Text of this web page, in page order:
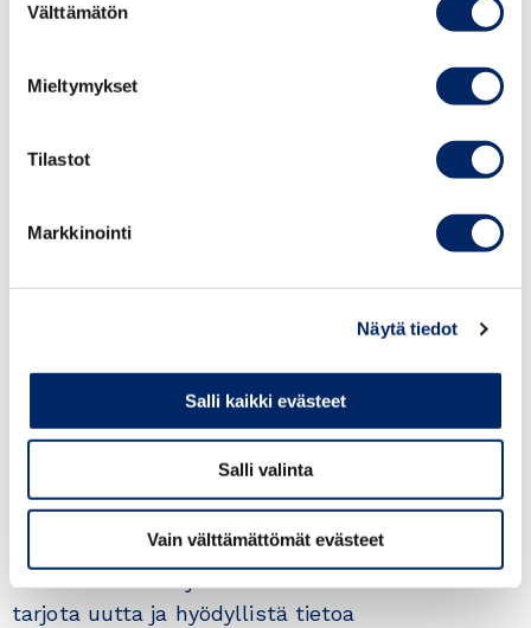
valinta
Välttämätön
Mieltymykset
Tilastot
Markkinointi
Näytä tiedot
Salli kaikki evästeet
Salli valinta
Vain välttämättömät evästeet
generally in the target market area, specifically
when operating in the waste management
sector, or when cooperating with the Czech
Opinnäytetyö on tehty toimeksiantona Suomi-
KIE-kauppayhdistykselle. Toimeksiannon
tarkoituksena oli, että opinnäytetyössä
selvitetään liiketoimintamahdollisuuksia,
suomalaisten pk-yritysten näkökulmasta,
jätehuollon toimialalla Tšekeissä. Opinnäytetyön
tarjota uutta ja hyödyllistä tietoa